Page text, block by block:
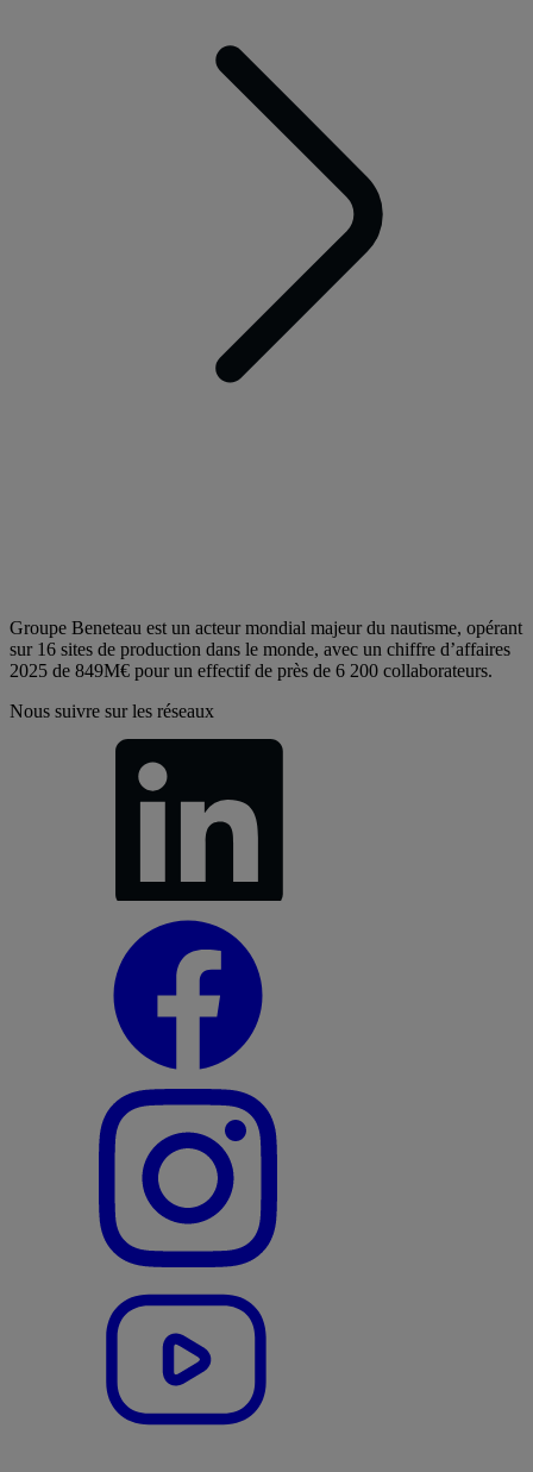
Groupe Beneteau est un acteur mondial majeur du nautisme, opérant
sur 16 sites de production dans le monde, avec un chiffre d’affaires
2025 de 849M€ pour un effectif de près de 6 200 collaborateurs.
Nous suivre sur les réseaux